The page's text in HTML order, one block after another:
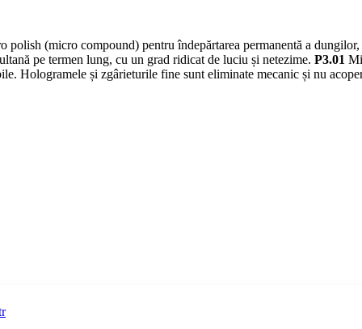
(micro compound) pentru îndepărtarea permanentă a
pe termen lung, cu un grad ridicat de luciu și netezime. P3.01
Hologramele și zgârieturile fine sunt eliminate mecanic și nu